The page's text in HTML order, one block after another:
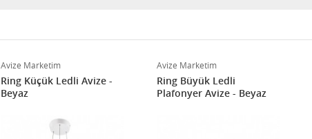
Avize Marketim
Ring Küçük Ledli Avize -
Beyaz
Avize Marketim
Ring Büyük Ledli
Plafonyer Avize - Beyaz